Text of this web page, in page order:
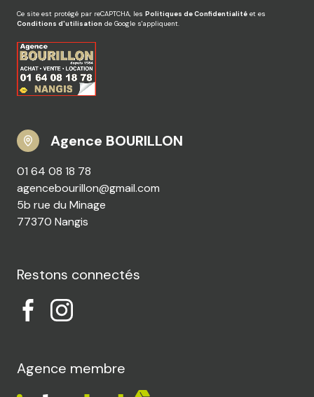
Ce site est protégé par reCAPTCHA, les Politiques de Confidentialité et es
Conditions d'utilisation de Google s'appliquent.
Agence BOURILLON
01 64 08 18 78
agencebourillon@gmail.com
5b rue du Minage
77370 Nangis
Restons connectés
Agence membre